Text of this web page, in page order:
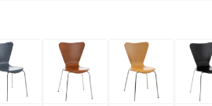
Gris Marrón Natural